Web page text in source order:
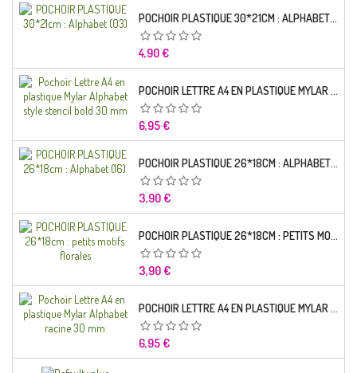
POCHOIR PLASTIQUE 30*21CM : ALPHABET (03)
Prix
4,90 €
POCHOIR LETTRE A4 EN PLASTIQUE MYLAR ALPHABET STYLE STENCIL BOLD 30 MM
Prix
6,95 €
POCHOIR PLASTIQUE 26*18CM : ALPHABET (16)
Prix
3,90 €
POCHOIR PLASTIQUE 26*18CM : PETITS MOTIFS FLORALES
Prix
3,90 €
POCHOIR LETTRE A4 EN PLASTIQUE MYLAR ALPHABET RACINE 30 MM
Prix
6,95 €